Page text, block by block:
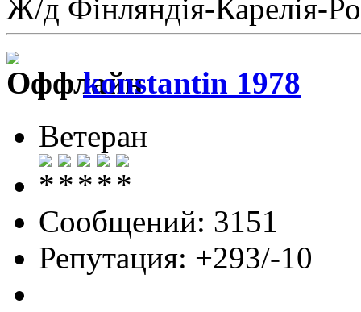
Ж/д Фiнляндiя-Карелiя-
konstantin 1978
Ветеран
Сообщений: 3151
Репутация: +293/-10